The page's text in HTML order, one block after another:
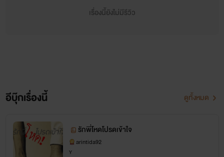
เรื่องนี้ยังไม่มีรีวิว
อีบุ๊กเรื่องนี้ ดูทั้งหมด
รักพี่โหดโปรดเข้าใจ
arintida92
Y